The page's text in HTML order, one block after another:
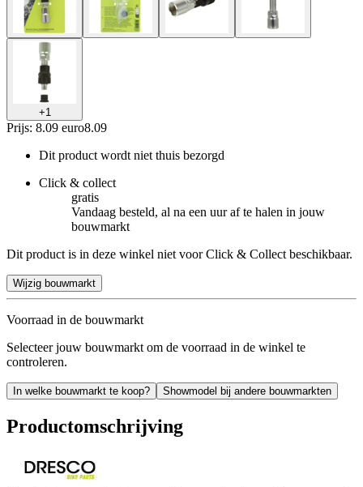
+1
Prijs: 8.09 euro8.09
Dit product wordt niet thuis bezorgd
Click & collect
gratis
Vandaag besteld, al na een uur af te halen in jouw
bouwmarkt
Dit product is in deze winkel niet voor Click & Collect beschikbaar.
Wijzig bouwmarkt
Voorraad in de bouwmarkt
Selecteer jouw bouwmarkt om de voorraad in de winkel te
controleren.
In welke bouwmarkt te koop? Showmodel bij andere bouwmarkten
Productomschrijving